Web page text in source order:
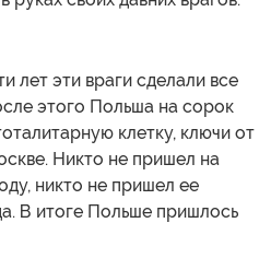
лет эти враги сделали все
этого Польша на сорок
клетку, ключи от
Никто не пришел на
никто не пришел ее
В итоге Польше пришлось